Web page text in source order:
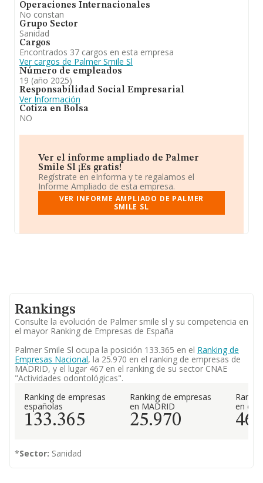
Operaciones Internacionales
No constan
Grupo Sector
Sanidad
Cargos
Encontrados 37 cargos en esta empresa
Ver cargos de Palmer Smile Sl
Número de empleados
19 (año 2025)
Responsabilidad Social Empresarial
Ver Información
Cotiza en Bolsa
NO
Ver el informe ampliado de Palmer
Smile Sl ¡Es gratis!
Regístrate en eInforma y te regalamos el
Informe Ampliado de esta empresa.
VER INFORME AMPLIADO DE PALMER
SMILE SL
Rankings
Consulte la evolución de Palmer smile sl y su competencia en
el mayor Ranking de Empresas de España
Palmer Smile Sl ocupa la posición 133.365 en el Ranking de
Empresas Nacional, la 25.970 en el ranking de empresas de
MADRID, y el lugar 467 en el ranking de su sector CNAE
"Actividades odontológicas".
Ranking de empresas
españolas
133.365
Ranking de empresas
en MADRID
25.970
en el
467
*Sector: Sanidad